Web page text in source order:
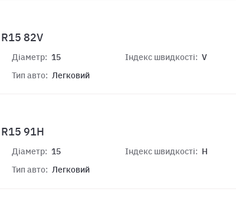
82V
Діаметр: 15
Тип авто: Легковий
Індекс швидкості: V
91H
Діаметр: 15
Тип авто: Легковий
Індекс швидкості: H